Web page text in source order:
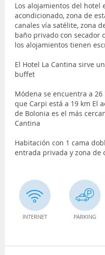
Los alojamientos del hotel
acondicionado, zona de
canales vía satélite, zona
baño privado con secador
los alojamientos tienen
El Hotel La Cantina sirve
buffet
Módena se encuentra a
que Carpi está a 19 km El
de Bolonia es el más
Cantina
Habitación con 1 cama
entrada privada y zona de
INTERNET PARKING